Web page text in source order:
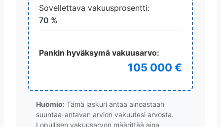
Sovellettava vakuusprosentti:
70 %
Pankin hyväksymä vakuusarvo:
105 000 €
Huomio: Tämä laskuri antaa ainoastaan
suuntaa-antavan arvion vakuutesi arvosta.
Lopullisen vakuusarvon määrittää aina